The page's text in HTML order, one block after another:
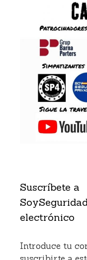
Suscríbete a
electrónico
Introduce tu